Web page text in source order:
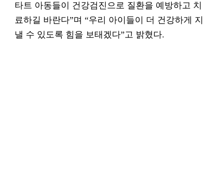
타트 아동들이 건강검진으로 질환을 예방하고 치
료하길 바란다”며 “우리 아이들이 더 건강하게 지
낼 수 있도록 힘을 보태겠다”고 밝혔다.